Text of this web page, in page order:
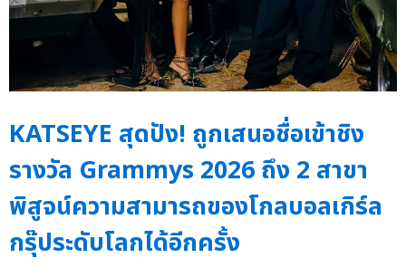
KATSEYE สุดปัง! ถูกเสนอชื่อเข้าชิง
รางวัล Grammys 2026 ถึง 2 สาขา
พิสูจน์ความสามารถของโกลบอลเกิร์ล
กรุ๊ประดับโลกได้อีกครั้ง